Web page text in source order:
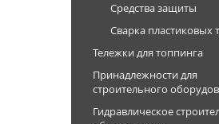
Средства защиты
Сварка пластиковых
Тележки для топпинга
Принадлежности для
строительного
Гидравлическое